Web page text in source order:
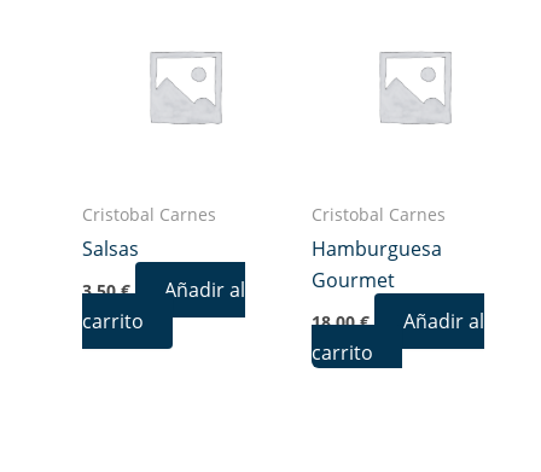
Cristobal Carnes
Salsas
3,50€
Añadir al
carrito
Cristobal Carnes
Hamburguesa
Gourmet
18,00€
Añadir al
carrito